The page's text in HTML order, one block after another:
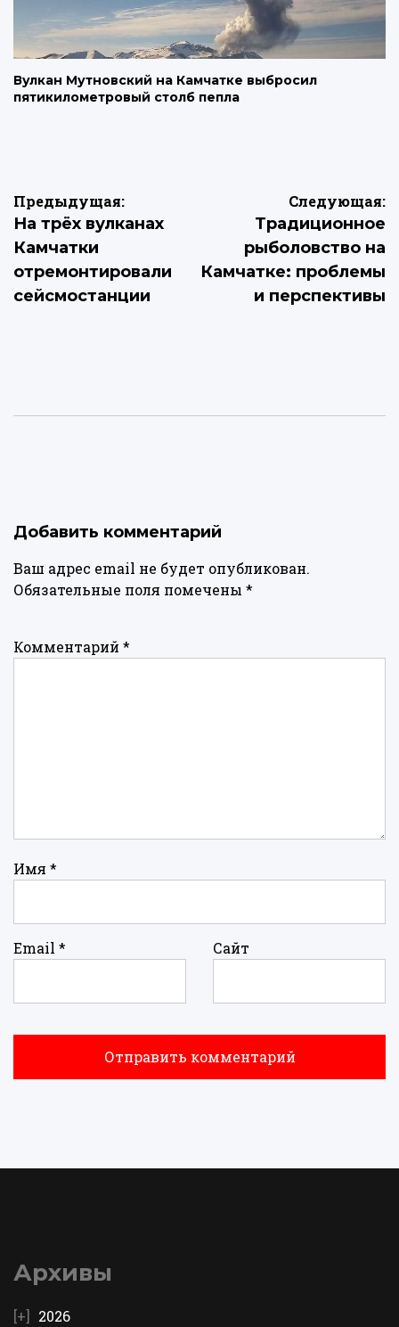
Вулкан Мутновский на Камчатке выбросил
пятикилометровый столб пепла
Навигация
по
записям
Предыдущая:
На трёх вулканах
Камчатки
отремонтировали
сейсмостанции
Следующая:
Традиционное
рыболовство на
Камчатке: проблемы
и перспективы
Добавить комментарий
Ваш адрес email не будет опубликован.
Обязательные поля помечены *
Комментарий *
Имя *
Email * Сайт
Архивы
2026